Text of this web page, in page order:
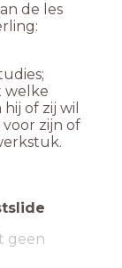
de les
welke
of zij wil
zijn of
geen